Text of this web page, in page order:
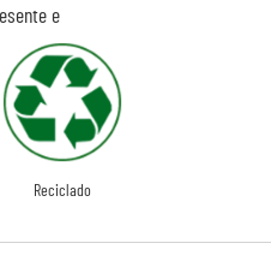
é
Reciclado